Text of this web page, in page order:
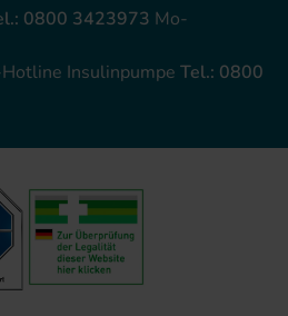
0800 3423973 Mo-
Insulinpumpe Tel.: 0800